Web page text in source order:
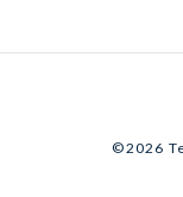
System NOS
Biuro Reklamy
©2026